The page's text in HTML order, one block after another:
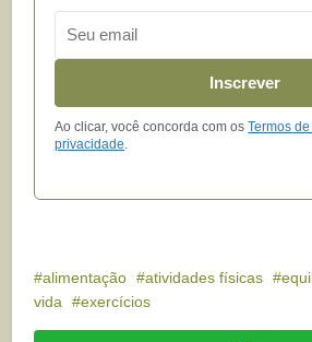
Inscrever
Ao clicar, você concorda com osTermos
privacidade
alimentação atividades físicas
vida
exercícios